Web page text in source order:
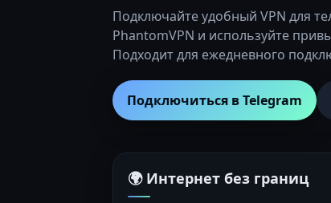
Подключайте удобный VPN для
PhantomVPN и используйте
Подходит для ежедневного
Подключиться в Telegram
🌍 Интернет без границ